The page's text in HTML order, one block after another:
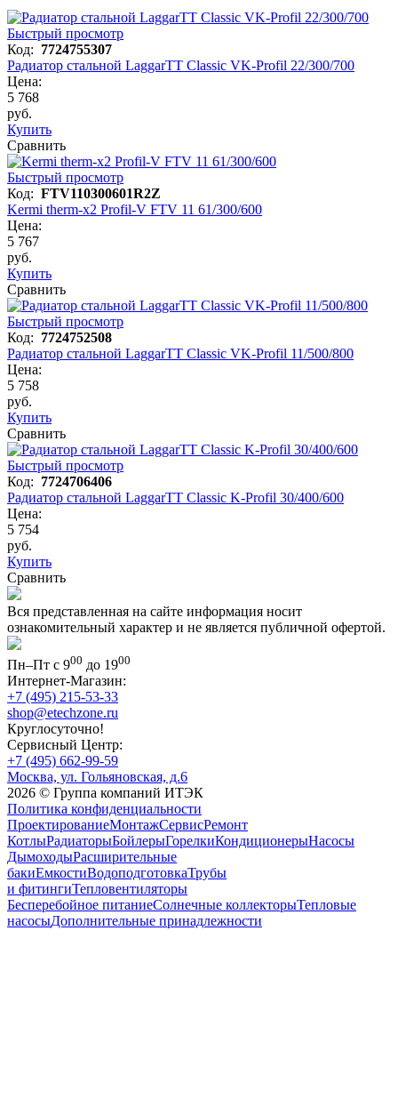
Быстрый просмотр
Код: 7724755307
Радиатор стальной LaggarTT Classic VK-Profil 22/300/700
Цена:
5 768
руб.
Купить
Сравнить
Быстрый просмотр
Код: FTV110300601R2Z
Kermi therm-x2 Profil-V FTV 11 61/300/600
Цена:
5 767
руб.
Купить
Сравнить
Быстрый просмотр
Код: 7724752508
Радиатор стальной LaggarTT Classic VK-Profil 11/500/800
Цена:
5 758
руб.
Купить
Сравнить
Быстрый просмотр
Код: 7724706406
Радиатор стальной LaggarTT Classic K-Profil 30/400/600
Цена:
5 754
руб.
Купить
Сравнить
Вся представленная на сайте информация носит
ознакомительный характер и не является публичной офертой.
Пн–Пт с 900 до 1900
Интернет-Магазин:
+7 (495) 215-53-33
shop@etechzone.ru
Круглосуточно!
Сервисный Центр:
+7 (495) 662-99-59
Москва, ул. Гольяновская, д.6
2026 © Группа компаний ИТЭК
Политика конфиденциальности
ПроектированиеМонтажСервисРемонт
КотлыРадиаторыБойлерыГорелкиКондиционерыНасосы
ДымоходыРасширительные
бакиЕмкостиВодоподготовкаТрубы
и фитингиТепловентиляторы
Бесперебойное питаниеСолнечные коллекторыТепловые
насосыДополнительные принадлежности